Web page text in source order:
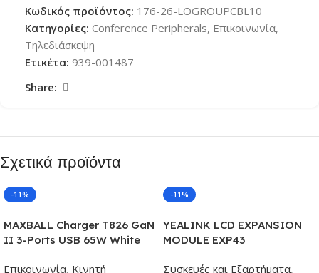
Κωδικός προϊόντος: 176-26-LOGROUPCBL10
Κατηγορίες: Conference Peripherals, Επικοινωνία,
Τηλεδιάσκεψη
Ετικέτα: 939-001487
Share:
Σχετικά προϊόντα
-11%
MAXBALL Charger T826 GaN
II 3-Ports USB 65W White
Επικοινωνία, Κινητή
-11%
YEALINK LCD EXPANSION
MODULE EXP43
Συσκευές και Εξαρτήματα,